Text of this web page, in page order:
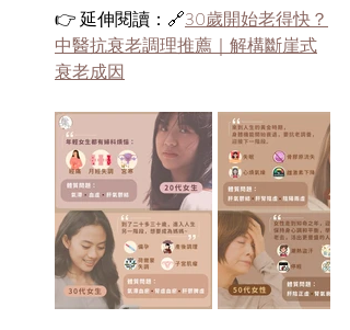
👉 延伸閱讀：🔗30歲開始老得快？
中醫抗衰老調理推薦｜解構斷崖式
衰老成因